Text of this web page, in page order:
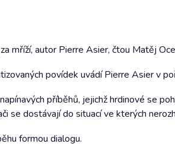
mříží, autor Pierre Asier, čtou Matěj
povídek uvádí Pierre Asier v
příběhů, jejichž hrdinové se
se dostávají do situací ve kterých
formou dialogu.